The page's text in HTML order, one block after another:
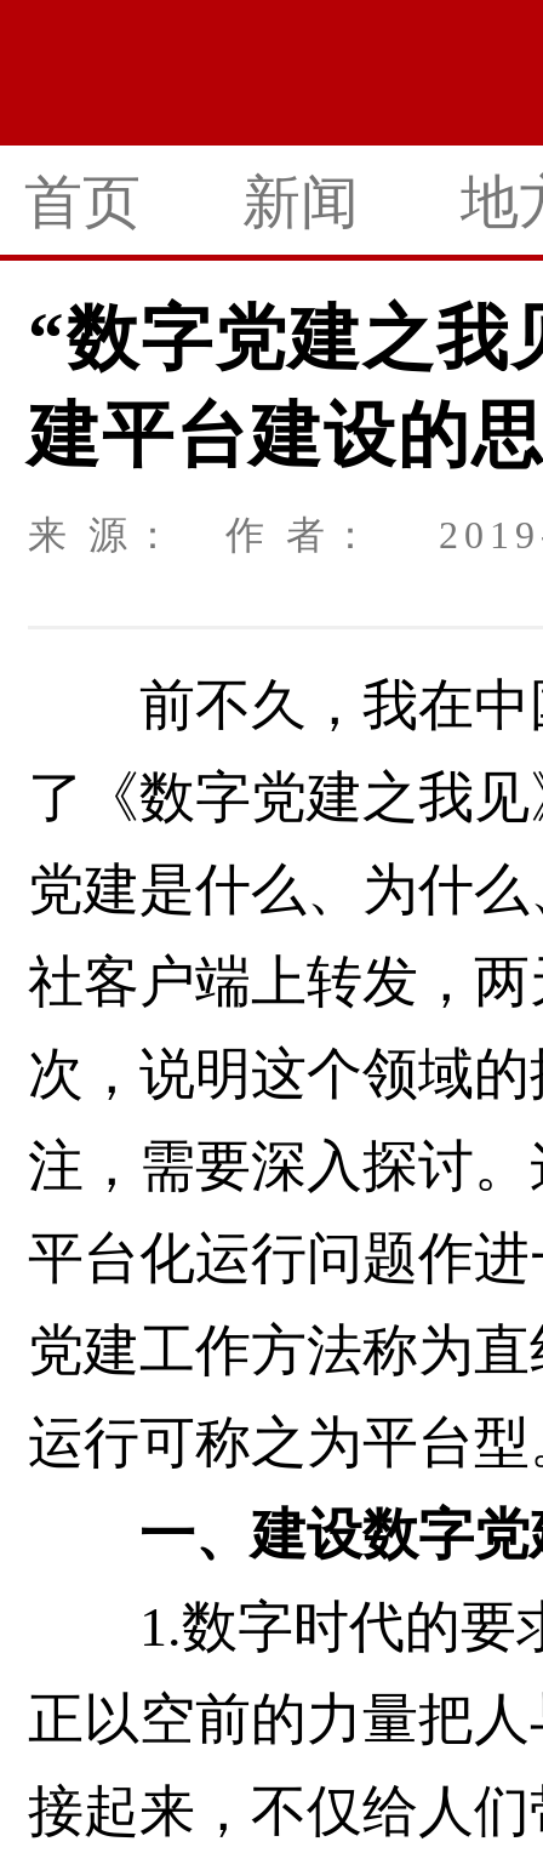
首页 新闻 地
“数字党建之
建平台建设的
来 源： 作 者：
前不久，我在中
了《数字党建之我
党建是什么、为什
社客户端上转发，
次，说明这个领域
注，需要深入探讨
平台化运行问题作
党建工作方法称为
运行可称之为平台型
一、建设数字
1.数字时代的要
正以空前的力量把
接起来，不仅给人